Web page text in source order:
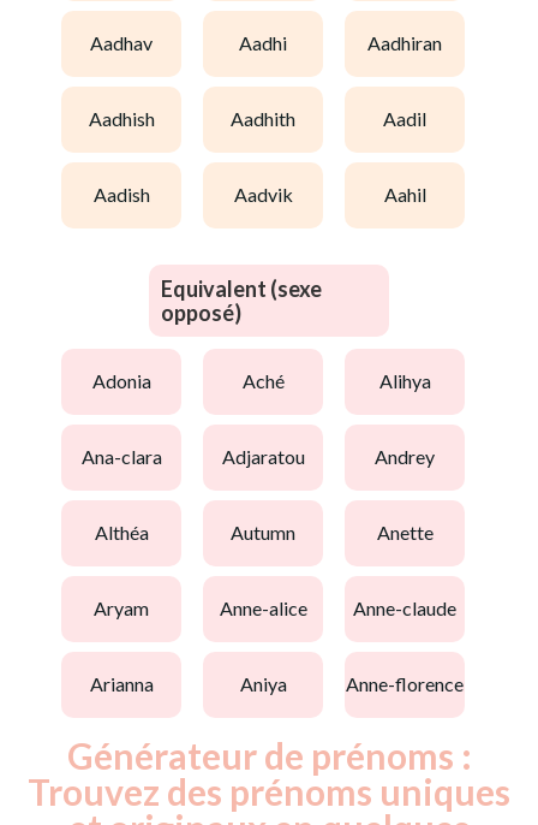
aadhav aadhi aadhiran
aadhish aadhith aadil
aadish aadvik aahil
Equivalent (sexe
opposé)
adonia aché alihya
ana-clara adjaratou andrey
althéa autumn anette
aryam anne-alice anne-claude
arianna aniya anne-florence
Générateur de prénoms :
Trouvez des prénoms uniques